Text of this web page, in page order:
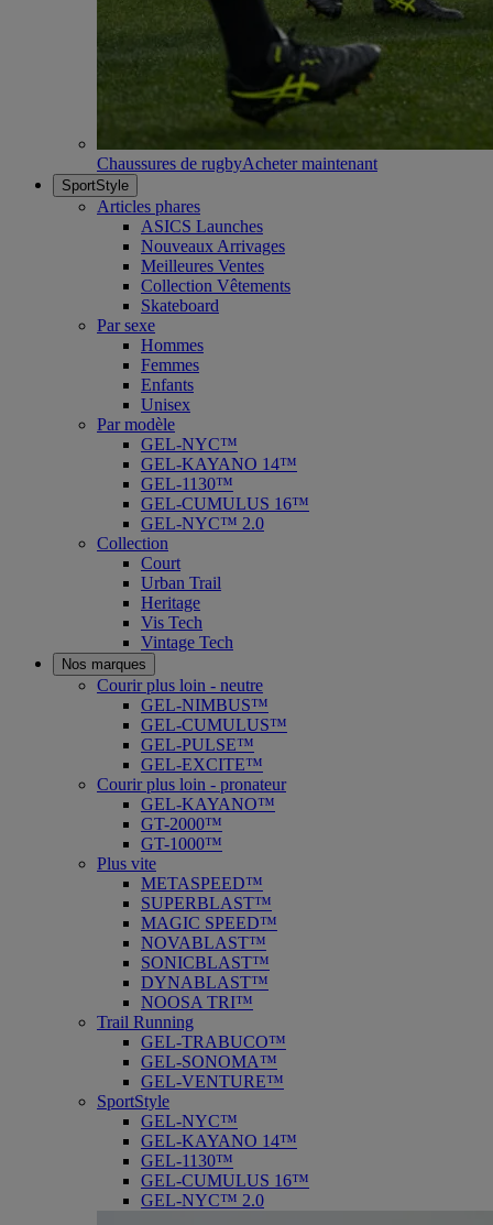
Chaussures de rugbyAcheter maintenant
SportStyle
Articles phares
ASICS Launches
Nouveaux Arrivages
Meilleures Ventes
Collection Vêtements
Skateboard
Par sexe
Hommes
Femmes
Enfants
Unisex
Par modèle
GEL-NYC™
GEL-KAYANO 14™
GEL-1130™
GEL-CUMULUS 16™
GEL-NYC™ 2.0
Collection
Court
Urban Trail
Heritage
Vis Tech
Vintage Tech
Nos marques
Courir plus loin - neutre
GEL-NIMBUS™
GEL-CUMULUS™
GEL-PULSE™
GEL-EXCITE™
Courir plus loin - pronateur
GEL-KAYANO™
GT-2000™
GT-1000™
Plus vite
METASPEED™
SUPERBLAST™
MAGIC SPEED™
NOVABLAST™
SONICBLAST™
DYNABLAST™
NOOSA TRI™
Trail Running
GEL-TRABUCO™
GEL-SONOMA™
GEL-VENTURE™
SportStyle
GEL-NYC™
GEL-KAYANO 14™
GEL-1130™
GEL-CUMULUS 16™
GEL-NYC™ 2.0